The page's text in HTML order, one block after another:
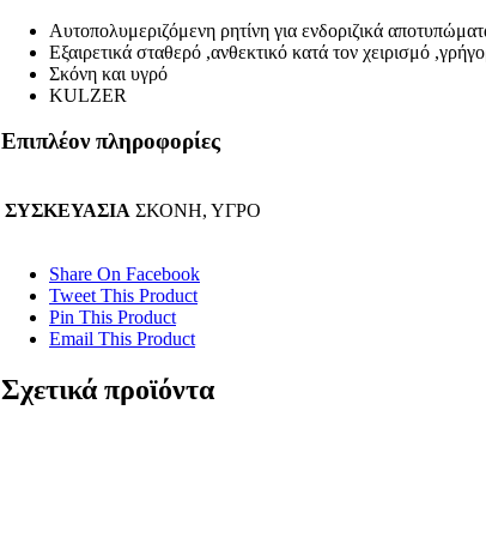
Αυτοπολυμεριζόμενη ρητίνη για ενδοριζικά
Εξαιρετικά σταθερό ,ανθεκτικό κατά τον χειρισμό
Σκόνη και υγρό
KULZER
Επιπλέον πληροφορίες
ΣΥΣΚΕΥΑΣΙΑ ΣΚΟΝΗ, ΥΓΡΟ
Share On Facebook
Tweet This Product
Pin This Product
Email This Product
Σχετικά προϊόντα